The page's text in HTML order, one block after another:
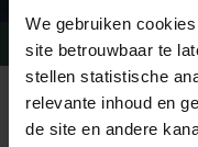
We gebruiken
site betrouwbaar te
stellen statistische
relevante inhoud en
de site en andere
REIZEN MET
Waarom Koning
Bestemmingen